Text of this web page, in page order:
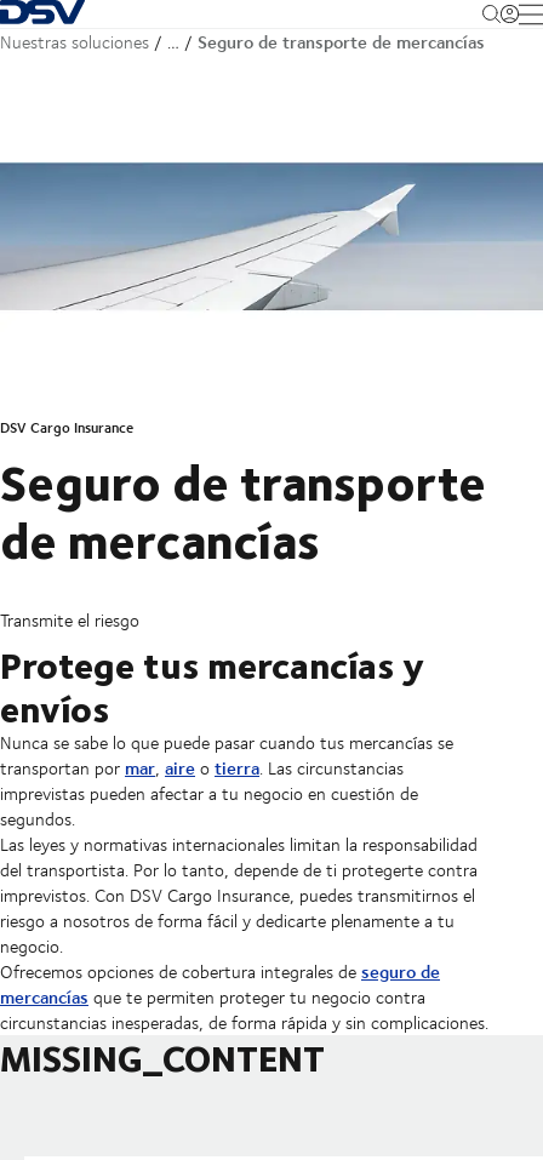
Volver a la página de inicio
Nuestras soluciones … Seguro de transporte de mercancías
DSV Cargo Insurance
Seguro de transporte
de mercancías
Transmite el riesgo
Protege tus mercancías y
envíos
Nunca se sabe lo que puede pasar cuando tus mercancías se
transportan por mar, aireotierra. Las circunstancias
imprevistas pueden afectar a tu negocio en cuestión de
segundos.
Las leyes y normativas internacionales limitan la responsabilidad
del transportista. Por lo tanto, depende de ti protegerte contra
imprevistos. Con DSV Cargo Insurance, puedes transmitirnos el
riesgo a nosotros de forma fácil y dedicarte plenamente a tu
negocio.
Ofrecemos opciones de cobertura integrales deseguro de
mercancías que te permiten proteger tu negocio contra
circunstancias inesperadas, de forma rápida y sin complicaciones.
MISSING_CONTENT